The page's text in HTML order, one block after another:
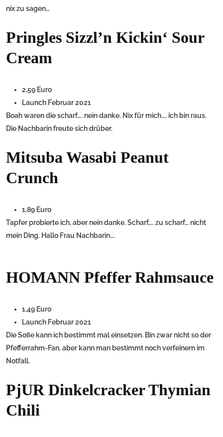
nix zu sagen…
Pringles Sizzl’n Kickin‘ Sour
Cream
2,59 Euro
Launch Februar 2021
Boah waren die scharf…. nein danke. Nix für mich…. ich bin raus.
Die Nachbarin freute sich drüber.
Mitsuba Wasabi Peanut
Crunch
1,89 Euro
Tapfer probierte ich, aber nein danke. Scharf…. zu scharf… nicht
mein Ding. Hallo Frau Nachbarin….
HOMANN Pfeffer Rahmsauce
1,49 Euro
Launch Februar 2021
Die Soße kann ich bestimmt mal einsetzen. Bin zwar nicht so der
Pfefferrahm-Fan, aber kann man bestimmt noch verfeinern im
Notfall.
PjUR Dinkelcracker Thymian
Chili